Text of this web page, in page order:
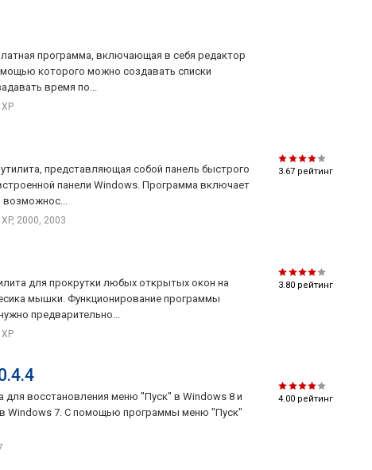
программа, включающая в себя редактор
которого можно создавать списки
время по...
3.67 рейтинг
представляющая собой панель быстрого
панели Windows. Программа включает
возможнос...
2000, 2003
3.80 рейтинг
для прокрутки любых открытых окон на
мышки. Функционирование программы
предварительно...
4.00 рейтинг
для восстановления меню "Пуск" в Windows 8 и
в Windows 7. С помощью программы меню "Пуск"